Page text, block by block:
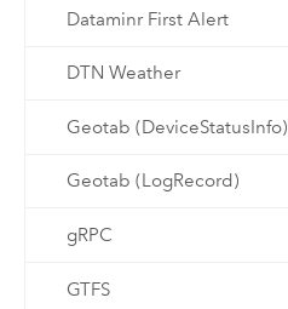
Dataminr First Alert
DTN Weather
Geotab (DeviceStatusInfo)
Geotab (LogRecord)
gRPC
GTFS